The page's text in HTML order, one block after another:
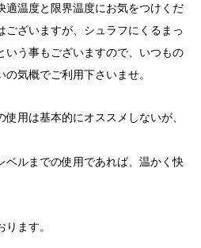
適温度と限界温度にお気をつけくだ
ございますが、シュラフにくるまっ
いう事もございますので、いつもの
気概でご利用下さいませ。
用は基本的にオススメしないが、
ベルまでの使用であれば、温かく快
ます。